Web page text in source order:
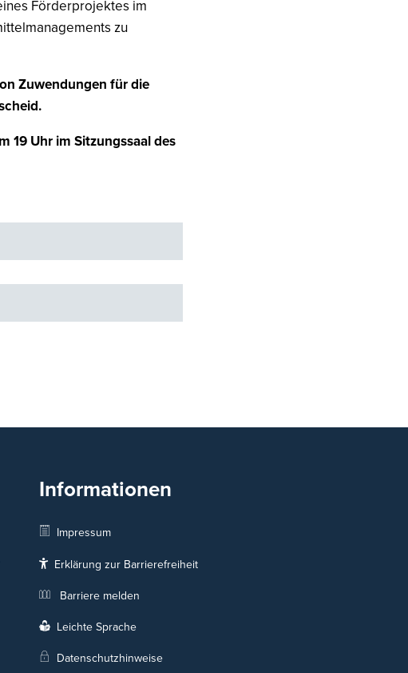
Förderprojektes im
zu
Zuwendungen für die
19 Uhr im Sitzungssaal des
Informationen
Impressum
Erklärung zur Barrierefreiheit
Barriere melden
Leichte Sprache
Datenschutzhinweise